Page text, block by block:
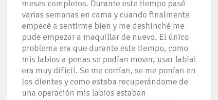
meses completos. Durante este tiempo pasé
varias semanas en cama y cuando finalmente
empecé a sentirme bien y me deshinché me
pude empezar a maquillar de nuevo. El único
problema era que durante este tiempo, como
mis labios a penas se podían mover, usar labial
era muy difícil. Se me corrían, se me ponían en
los dientes y como estaba recuperándome de
una operación mis labios estaban